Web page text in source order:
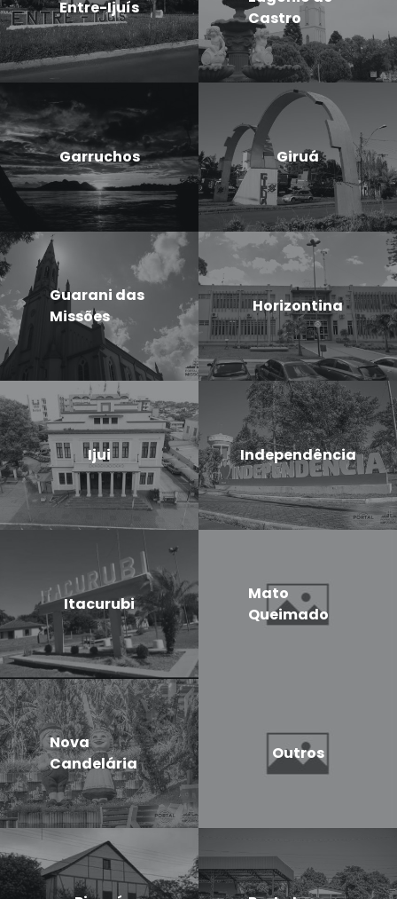
Entre-Ijuís
Castro
Garruchos Giruá
Guarani das
Missões
Horizontina
Ijui Independência
Itacurubi
Mato
Queimado
Nova
Candelária
Outros